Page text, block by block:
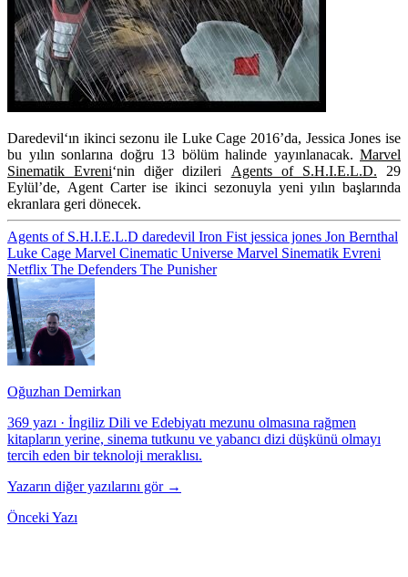
Daredevil‘ın ikinci sezonu ile Luke Cage 2016’da, Jessica Jones ise
bu yılın sonlarına doğru 13 bölüm halinde yayınlanacak. Marvel
Sinematik Evreni‘nin diğer dizileri Agents of S.H.I.E.L.D. 29
Eylül’de, Agent Carterise ikinci sezonuyla yeni yılın başlarında
ekranlara geri dönecek.
Agents of S.H.I.E.L.D daredevil Iron Fist jessica jones Jon Bernthal
Luke Cage Marvel Cinematic Universe Marvel Sinematik Evreni
Netflix The Defenders The Punisher
Oğuzhan Demirkan
369 yazı · İngiliz Dili ve Edebiyatı mezunu olmasına rağmen
kitapların yerine, sinema tutkunu ve yabancı dizi düşkünü olmayı
tercih eden bir teknoloji meraklısı.
Yazarın diğer yazılarını gör →
Önceki Yazı